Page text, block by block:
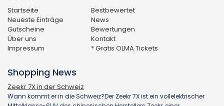
Startseite
Bestbewertet
Neueste Einträge
News
Gutscheine
Bewertungen
Über uns
Kontakt
Impressum
* Gratis OLMA Tickets
Shopping News
Zeekr 7X in der Schweiz
Wann kommt er in die Schweiz?Der Zeekr 7X ist ein vollelektrischer